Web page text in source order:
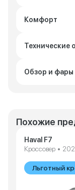
Комфорт
Технические
Обзор и фары
Похожие
Haval F7
Кроссовер •
Льготный